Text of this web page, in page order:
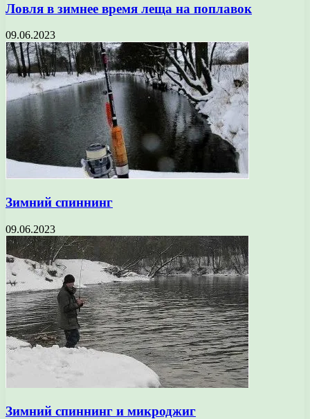
Ловля в зимнее время леща на поплавок
09.06.2023
Зимний спиннинг
09.06.2023
Зимний спиннинг и микроджиг